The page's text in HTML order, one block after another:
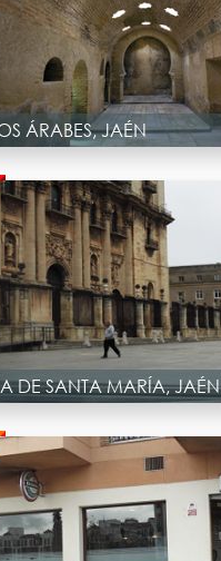
ÁRABES, JAÉN
DE SANTA MARÍA, JAÉN